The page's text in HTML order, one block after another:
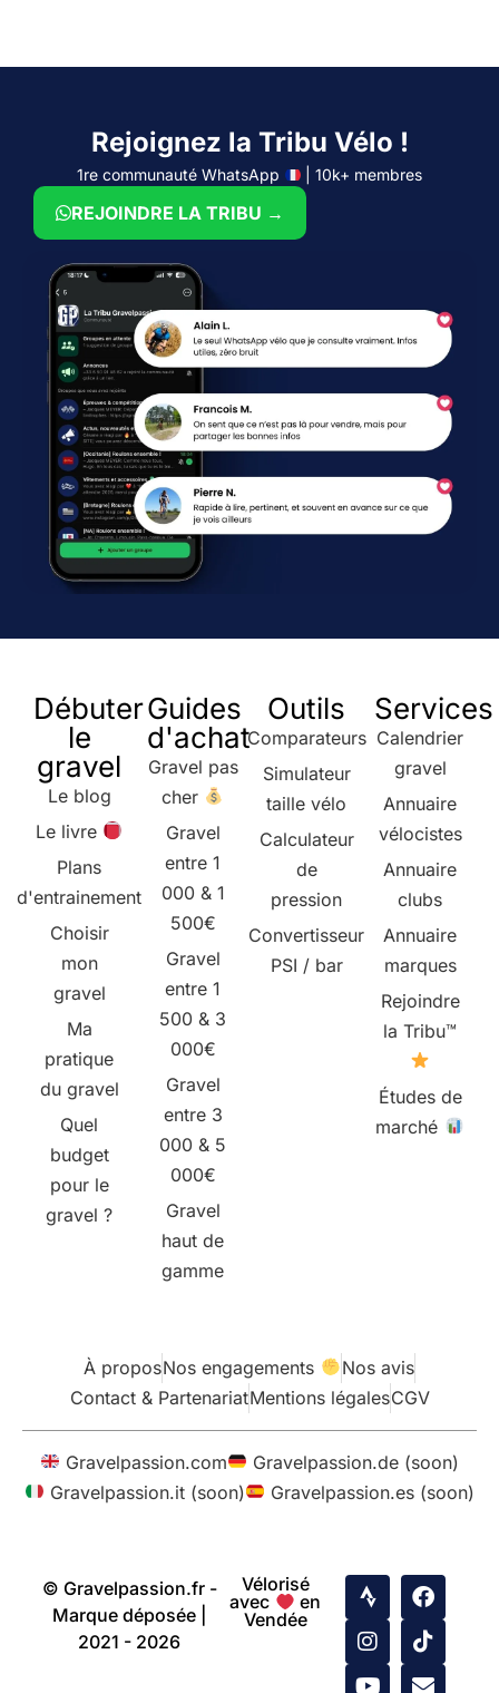
Rejoignez la Tribu Vélo !
1re communauté WhatsApp | 10k+ membres
REJOINDRE LA TRIBU →
Débuter
le
gravel
Le blog
Le livre
Plans
d'entrainement
Choisir
mon
gravel
Ma
pratique
du gravel
Quel
budget
pour le
gravel ?
Guides
d'achat
Gravel pas
cher
Gravel
entre 1
000 & 1
500€
Gravel
entre 1
500 & 3
000€
Gravel
entre 3
000 & 5
000€
Gravel
haut de
gamme
Outils
Comparateurs
Simulateur
taille vélo
Calculateur
de
pression
Convertisseur
PSI / bar
Services
Calendrier
gravel
Annuaire
vélocistes
Annuaire
clubs
Annuaire
marques
Rejoindre
la Tribu™
Études de
marché
À proposNos engagements
Nos avis
Contact & PartenariatMentions légalesCGV
Gravelpassion.com
Gravelpassion.de (soon)
Gravelpassion.it (soon)
Gravelpassion.es (soon)
© Gravelpassion.fr -
Marque déposée |
2021 - 2026
Vélorisé
avec
en
Vendée